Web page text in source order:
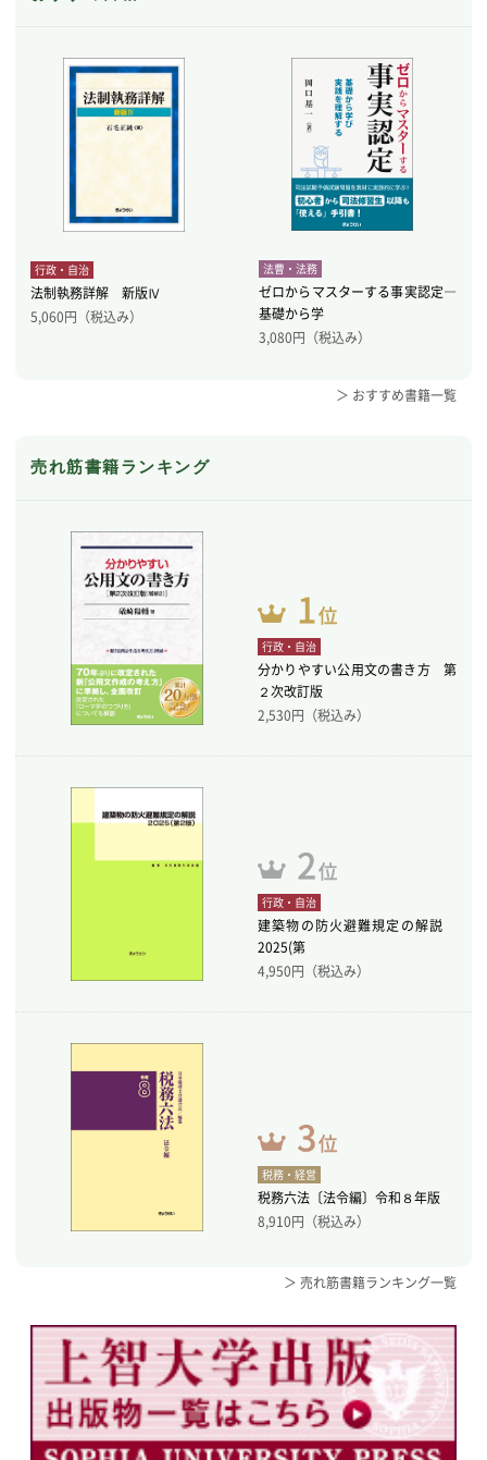
行政・自治
法制執務詳解 新版Ⅳ
5,060円（税込み）
法曹・法務
ゼロからマスターする事実認定―
基礎から学
3,080円（税込み）
＞ おすすめ書籍一覧
売れ筋書籍ランキング
行政・自治
分かりやすい公用文の書き方 第
２次改訂版
2,530円（税込み）
行政・自治
建築物の防火避難規定の解説
2025(第
4,950円（税込み）
税務・経営
税務六法〔法令編〕令和８年版
8,910円（税込み）
＞ 売れ筋書籍ランキング一覧